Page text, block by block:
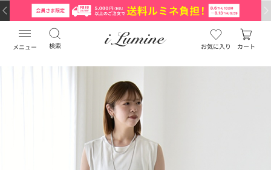
メニュー 検索 お気に入り カート